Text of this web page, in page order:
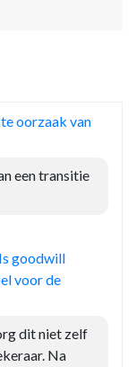
oorzaak van
een transitie
goodwill
voor de
dit niet zelf
Na